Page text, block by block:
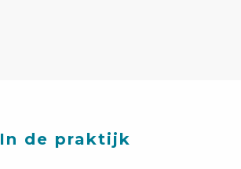
In de praktijk